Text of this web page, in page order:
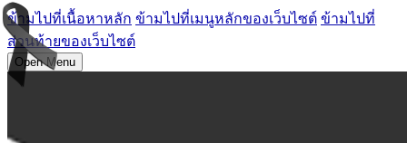
ข้ามไปที่เนื้อหาหลัก ข้ามไปที่เมนูหลักของเว็บไซต์ ข้ามไปที่
ส่วนท้ายของเว็บไซต์
Open Menu